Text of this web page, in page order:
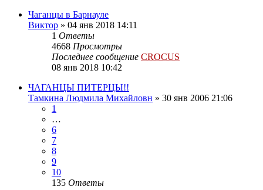
Чаганцы в Барнауле
Виктор » 04 янв 2018 14:11
1 Ответы
4668 Просмотры
Последнее сообщение CROCUS
08 янв 2018 10:42
ЧАГАНЦЫ ПИТЕРЦЫ!!
Тамкина Людмила Михайловн » 30 янв 2006 21:06
1
…
6
7
8
9
10
135 Ответы